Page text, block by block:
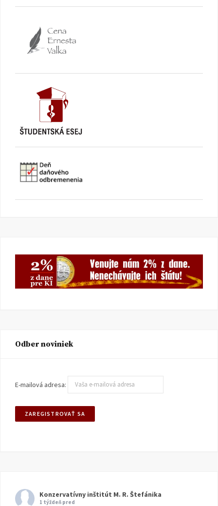
Odber noviniek
E-mailová adresa:
Konzervatívny inštitút M. R. Štefánika
1 týždeň pred